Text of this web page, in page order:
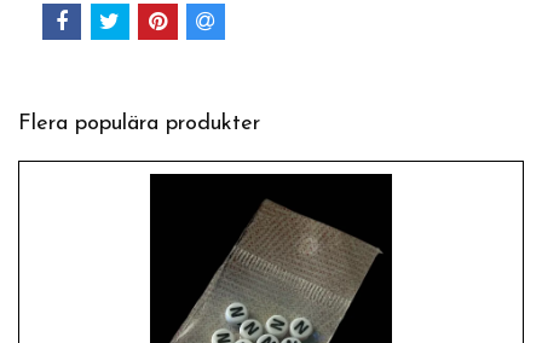
Flera populära produkter